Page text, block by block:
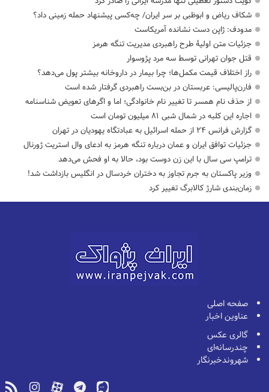
شکاف ریاض و ابوظبی بر سر ایران/ چه‌کسی پیشنهاد حمله زمینی داد؟
مدودف: ژاپن دست نشانده آمریکاست
جزئیات متن اولیۀ طرح راهبردی مدیریت تنگه هرمز
قتل جوان تهرانی توسط سه مرد پژوسوار
راز اختلاف قیمت مکمل‌ها؛ چرا بیمار در داروخانه بیشتر پول می‌دهد؟
فارن‌پالیسی: عربستان در بن‌بست راهبردی گرفتار شده است
از حذف نام همسر تا تغییر نام خانوادگی؛ اما و اگرهای تعویض شناسنامه
اجاره این کلبه در شمال شبی ۸۱ میلیون تومان است
گزارش فرانس ۲۴ از حمله اسرائیل به عبادتگاه یهودیان در تهران
جزئیات توافق ایران و عمان درباره تنگه هرمز به ادعای وال استریت ژورنال
ترامپ سی سال با این زن دوست بود، حالا به او فحش می‌دهد
وزیر پاکستان به جرم تجاوز به دختران خردسال در انگلیس بازداشت شد!
زمان‌بندی شارژ کالابرگ تغییر کرد
صفحه اصلی
عناوین اخبار
گالری عکس
چندرسانه‌ای
شهروندخبرنگار